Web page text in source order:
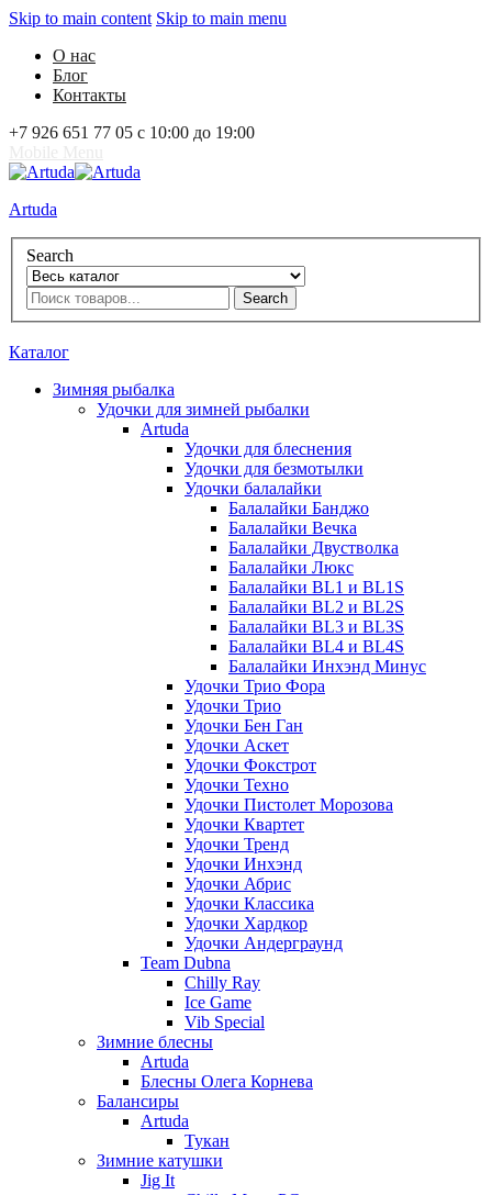
Skip to main content Skip to main menu
О нас
Блог
Контакты
+7 926 651 77 05 с 10:00 до 19:00
Artuda
Search
Search
Каталог
Зимняя рыбалка
Удочки для зимней рыбалки
Artuda
Удочки для блеснения
Удочки для безмотылки
Удочки балалайки
Балалайки Банджо
Балалайки Вечка
Балалайки Двустволка
Балалайки Люкс
Балалайки BL1 и BL1S
Балалайки BL2 и BL2S
Балалайки BL3 и BL3S
Балалайки BL4 и BL4S
Балалайки Инхэнд Минус
Удочки Трио Фора
Удочки Трио
Удочки Бен Ган
Удочки Аскет
Удочки Фокстрот
Удочки Техно
Удочки Пистолет Морозова
Удочки Квартет
Удочки Тренд
Удочки Инхэнд
Удочки Абрис
Удочки Классика
Удочки Хардкор
Удочки Андерграунд
Team Dubna
Chilly Ray
Ice Game
Vib Special
Зимние блесны
Artuda
Блесны Олега Корнева
Балансиры
Artuda
Тукан
Зимние катушки
Jig It